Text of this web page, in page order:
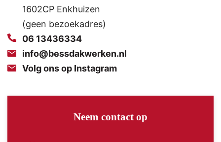
Neem contact op
1602CP Enkhuizen
(geen bezoekadres)
06 13436334
info@bessdakwerken.nl
Volg ons op Instagram